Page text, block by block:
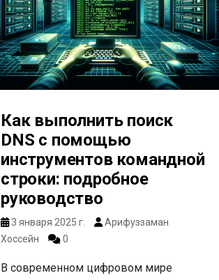
Как выполнить поиск
DNS с помощью
инструментов командной
строки: подробное
руководство
3 января 2025 г.
Арифуззаман
Хоссейн
0
В современном цифровом мире